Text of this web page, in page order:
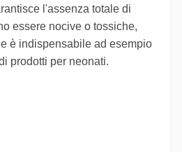
l'assenza totale di
essere nocive o tossiche,
è indispensabile ad esempio
prodotti per neonati.